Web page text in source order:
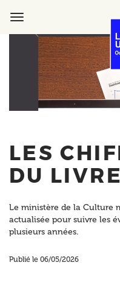
navigation
LES
DU
Le ministère de la Culture
actualisée pour suivre les
plusieurs années.
Publié le 06/05/2026